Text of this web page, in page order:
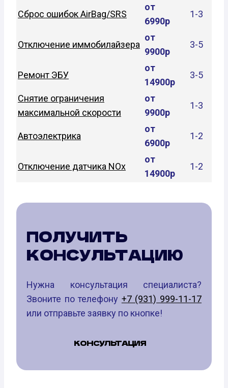
Сброс ошибок AirBag/SRS
от
6990р
1-3
Отключение иммобилайзера
от
9900р
3-5
Ремонт ЭБУ
от
14900р
3-5
Снятие ограничения
максимальной скорости
от
9900р
1-3
Автоэлектрика
от
6900р
1-2
Отключение датчика NOx
от
14900р
1-2
ПОЛУЧИТЬ
КОНСУЛЬТАЦИЮ
Нужна консультация специалиста?
Звоните по телефону +7 (931) 999-11-17
или отправьте заявку по кнопке!
КОНСУЛЬТАЦИЯ